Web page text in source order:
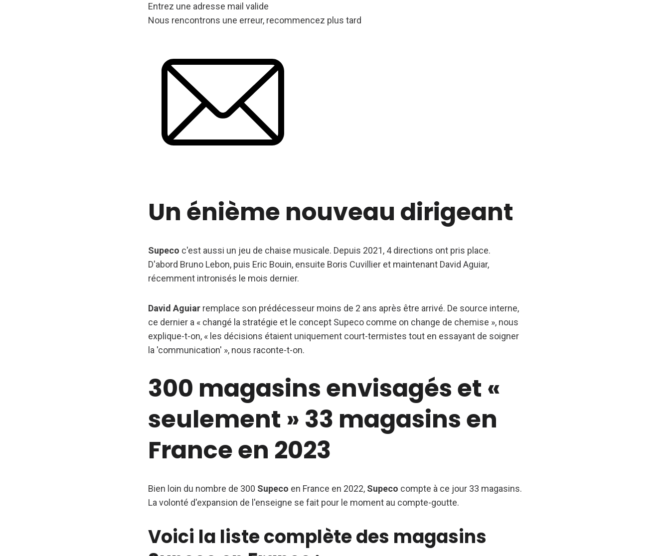
Entrez une adresse mail valide
Nous rencontrons une erreur, recommencez plus tard
Un énième nouveau dirigeant
Supeco c'est aussi un jeu de chaise musicale. Depuis 2021, 4 directions ont pris place.
D'abord Bruno Lebon, puis Eric Bouin, ensuite Boris Cuvillier et maintenant David Aguiar,
récemment intronisés le mois dernier.
David Aguiar remplace son prédécesseur moins de 2 ans après être arrivé. De source interne,
ce dernier a « changé la stratégie et le concept Supeco comme on change de chemise », nous
explique-t-on, « les décisions étaient uniquement court-termistes tout en essayant de soigner
la 'communication' », nous raconte-t-on.
300 magasins envisagés et «
seulement » 33 magasins en
France en 2023
Bien loin du nombre de 300 Supeco en France en 2022, Supeco compte à ce jour 33 magasins.
La volonté d'expansion de l'enseigne se fait pour le moment au compte-goutte.
Voici la liste complète des magasins